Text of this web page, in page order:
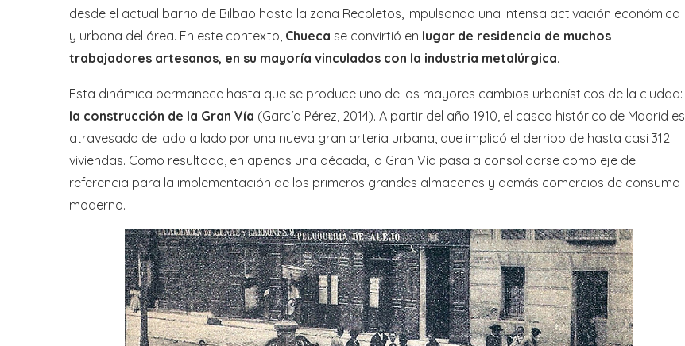
desde el actual barrio de Bilbao hasta la zona Recoletos, impulsando una intensa activación económica
y urbana del área. En este contexto, Chueca se convirtió en lugar de residencia de muchos
trabajadores artesanos, en su mayoría vinculados con la industria metalúrgica.
Esta dinámica permanece hasta que se produce uno de los mayores cambios urbanísticos de la ciudad:
la construcción de la Gran Vía (García Pérez, 2014). A partir del año 1910, el casco histórico de Madrid es
atravesado de lado a lado por una nueva gran arteria urbana, que implicó el derribo de hasta casi 312
viviendas. Como resultado, en apenas una década, la Gran Vía pasa a consolidarse como eje de
referencia para la implementación de los primeros grandes almacenes y demás comercios de consumo
moderno.